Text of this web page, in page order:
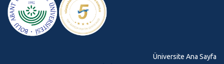
Üniversite Ana Sayfa